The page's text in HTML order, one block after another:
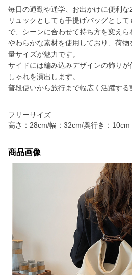
毎日の通勤や通学、お出かけに便利な
リュックとしても手提げバッグとし
で、シーンに合わせて持ち方を変えら
やわらかな素材を使用しており、荷
量サイズが魅力です。
サイドには編み込みデザインの飾り
しゃれを演出します。
普段使いから旅行まで幅広く活躍する
フリーサイズ
高さ：28cm/幅：32cm/奥行き：10cm
商品画像